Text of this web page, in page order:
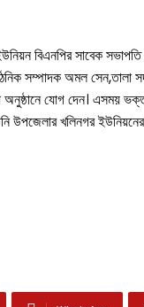
বিএনপির সাবেক
সম্পাদক অমল সেন,তালা
যোগ দেন। এসময়
উপজেলার খলিনগর